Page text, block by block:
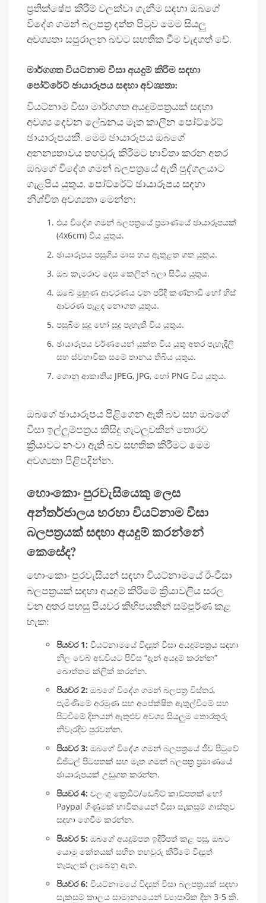
ප්‍රතික්ෂේප කිරීම් වලක්වා ගැනීම සඳහා ඔබගේ
විදේශ ගමන් බලපත්‍ර දත්ත පිටුව මෙම සියලු
අවශ්‍යතා සපුරාලන බවට සහතික වීම වැදගත් වේ.
මාර්ගගත වියට්නාම වීසා අයදුම් කිරීම සඳහා
පෝට්රේට් ඡායාරූපය සඳහා අවශ්‍යතා:
වියට්නාම වීසා මාර්ගගත අයදුම්පත්‍රයක් සඳහා
අවශ්‍ය දෙවන ලේඛනය මෑත කාලීන පෝට්රේට්
ඡායාරූපයකි. මෙම ඡායාරූපය ඔබගේ
අනන්‍යතාවය තහවුරු කිරීමට භාවිතා කරන අතර
ඔබගේ විදේශ ගමන් බලපත්‍රයේ ඇති පුද්ගලයාට
ගැළපිය යුතුය. පෝට්රේට් ඡායාරූපය සඳහා
නිශ්චිත අවශ්‍යතා මෙන්න:
එය විදේශ ගමන් බලපත්‍රයේ ප්‍රමාණයේ ඡායාරූපයක්
(4x6cm) විය යුතුය.
ඡායාරූපය පසුගිය මාස හය ඇතුළත ගත යුතුය.
ඔබ කැමරාව දෙස කෙලින් බලා සිටිය යුතුය.
ඔබේ මුහුණ ආවරණය වන පරිදි කණ්නාඩි හෝ හිස්
ආවරණ පැළඳ නොගත යුතුය.
පසුබිම සුදු හෝ සුදු පැහැති විය යුතුය.
ඡායාරූපය වර්ණයෙන් යුක්ත විය යුතු අතර පැහැදිලි
සහ ස්වභාවික සමේ තානය තිබිය යුතුය.
ගොනු ආකෘතිය JPEG, JPG, හෝ PNG විය යුතුය.
ඔබගේ ඡායාරූපය පිළිගෙන ඇති බව සහ ඔබගේ
වීසා ඉල්ලුම්පත්‍රය කිසිදු ගැටලුවකින් තොරව
ක්‍රියාවට නංවා ඇති බව සහතික කිරීමට මෙම
අවශ්‍යතා පිළිපදින්න.
හොංකොං පුරවැසියෙකු ලෙස
අන්තර්ජාලය හරහා වියට්නාම වීසා
බලපත්‍රයක් සඳහා අයදුම් කරන්නේ
කෙසේද?
හොංකොං පුරවැසියන් සඳහා වියට්නාමයේ ඊ-වීසා
බලපත්‍රයක් සඳහා අයදුම් කිරීමේ ක්‍රියාවලිය සරල
වන අතර පහසු පියවර කිහිපයකින් සම්පූර්ණ කළ
හැක:
පියවර 1: වියට්නාමයේ විද්‍යුත් වීසා අයදුම්පත්‍රය සඳහා
නිල වෙබ් අඩවියට පිවිස “දැන් අයදුම් කරන්න”
බොත්තම ක්ලික් කරන්න.
පියවර 2: ඔබගේ විදේශ ගමන් බලපත්‍ර විස්තර,
පැමිණීමේ අරමුණ සහ අපේක්ෂිත ඇතුල්වීමේ සහ
පිටවීමේ දිනයන් ඇතුළුව අවශ්‍ය සියලුම තොරතුරු
නිවැරදිව පුරවන්න.
පියවර 3: ඔබගේ විදේශ ගමන් බලපත්‍රයේ ජීව පිටුවේ
ඩිජිටල් පිටපතක් සහ මෑත ගමන් බලපත්‍ර ප්‍රමාණයේ
ඡායාරූපයක් උඩුගත කරන්න.
පියවර 4: වලංගු ක්‍රෙඩිට්/ඩෙබිට් කාඩ්පතක් හෝ
Paypal ගිණුමක් භාවිතයෙන් වීසා සැකසුම් ගාස්තුව
සඳහා ගෙවීම කරන්න.
පියවර 5: ඔබගේ අයදුම්පත ඉදිරිපත් කළ පසු, ඔබට
යොමු කේතයක් සහිත තහවුරු කිරීමේ විද්‍යුත්
තැපෑලක් ලැබෙනු ඇත.
පියවර 6: වියට්නාමයේ විද්‍යුත් වීසා බලපත්‍රයක් සඳහා
සැකසුම් කාලය සාමාන්‍යයෙන් ව්‍යාපාරික දින 3-5 කි.